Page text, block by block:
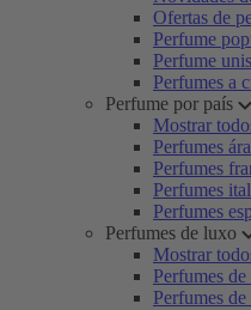
Ofertas de
Perfume
Perfume
Perfumes a
Perfume por país
Mostrar
Perfumes
Perfumes
Perfumes
Perfumes
Perfumes de luxo
Mostrar
Perfumes
Perfumes